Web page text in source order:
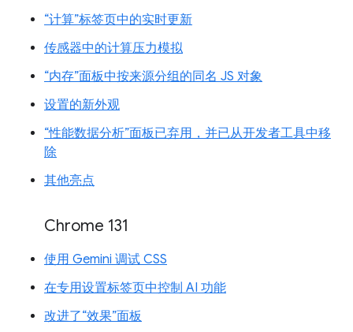
“计算”标签页中的实时更新
传感器中的计算压力模拟
“内存”面板中按来源分组的同名 JS 对象
设置的新外观
“性能数据分析”面板已弃用，并已从开发者工具中移
除
其他亮点
Chrome 131
使用 Gemini 调试 CSS
在专用设置标签页中控制 AI 功能
改进了“效果”面板